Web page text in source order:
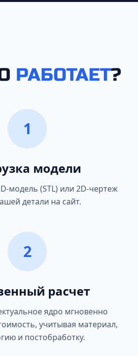
РАБОТАЕТ?
1
модели
модель (STL) или 2D-чертеж
детали на сайт.
2
расчет
ядро мгновенно
учитывая материал,
и постобработку.